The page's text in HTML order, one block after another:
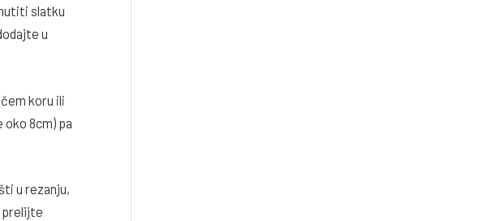
slatku
u
koru ili
8cm) pa
u rezanju,
prelijte